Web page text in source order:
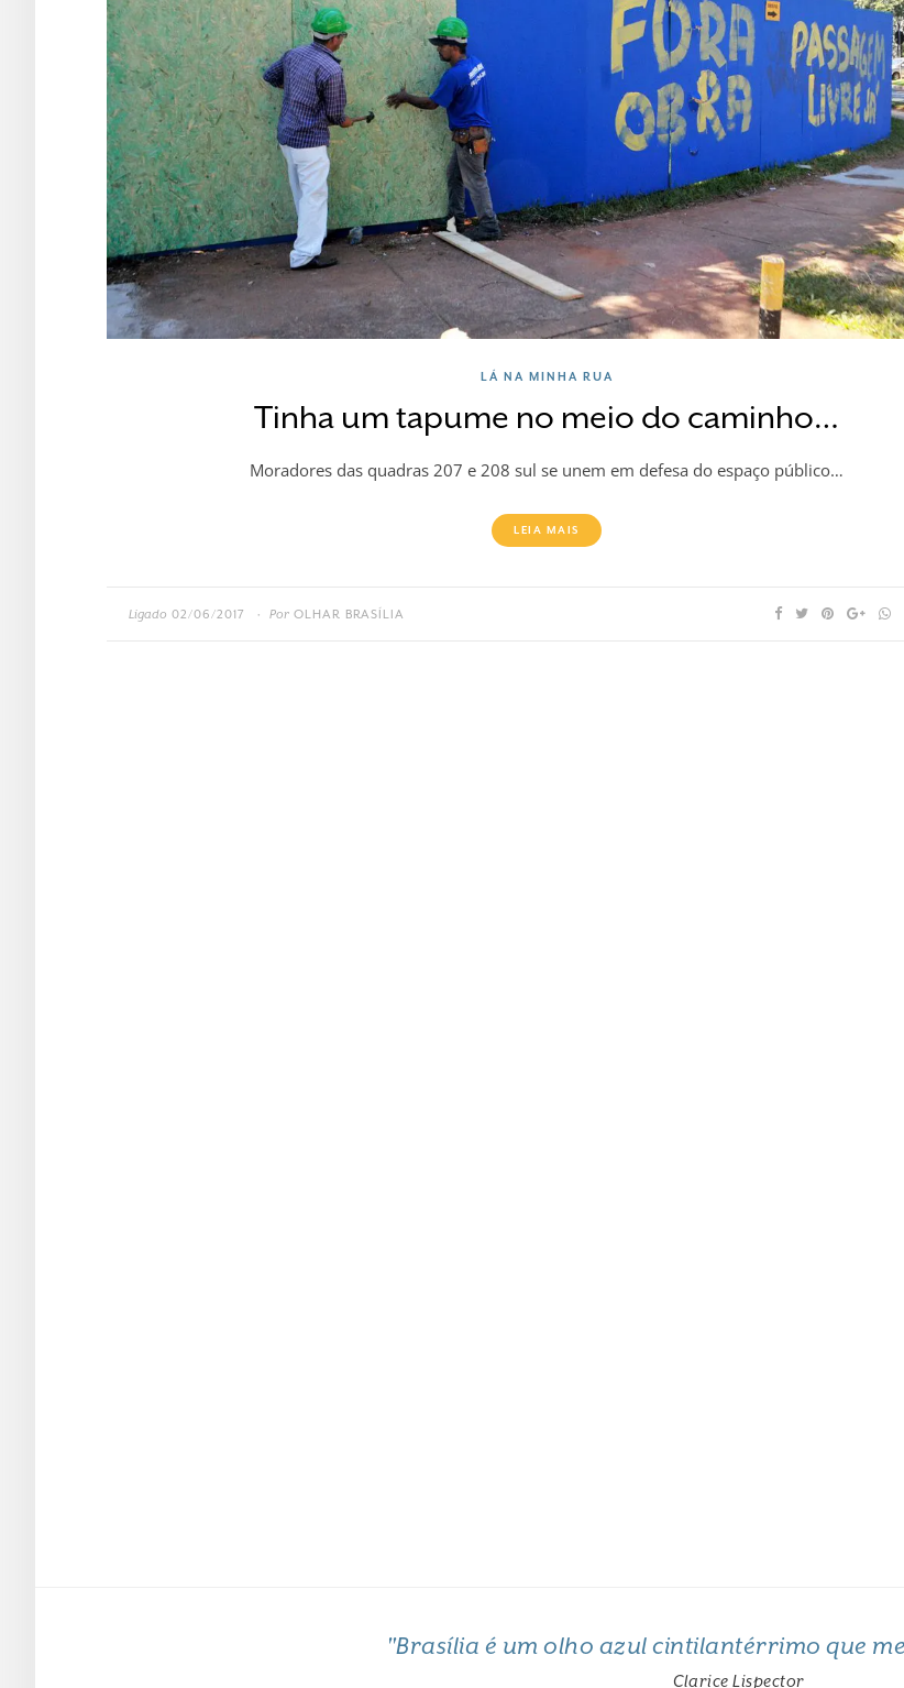
LÁ NA MINHA RUA
Tinha um tapume no meio do caminho…
Moradores das quadras 207 e 208 sul se unem em defesa do espaço público…
LEIA MAIS
Ligado 02/06/2017 • Por OLHAR BRASÍLIA
"Brasília é um olho azul cintilantérrimo que
Clarice Lispector